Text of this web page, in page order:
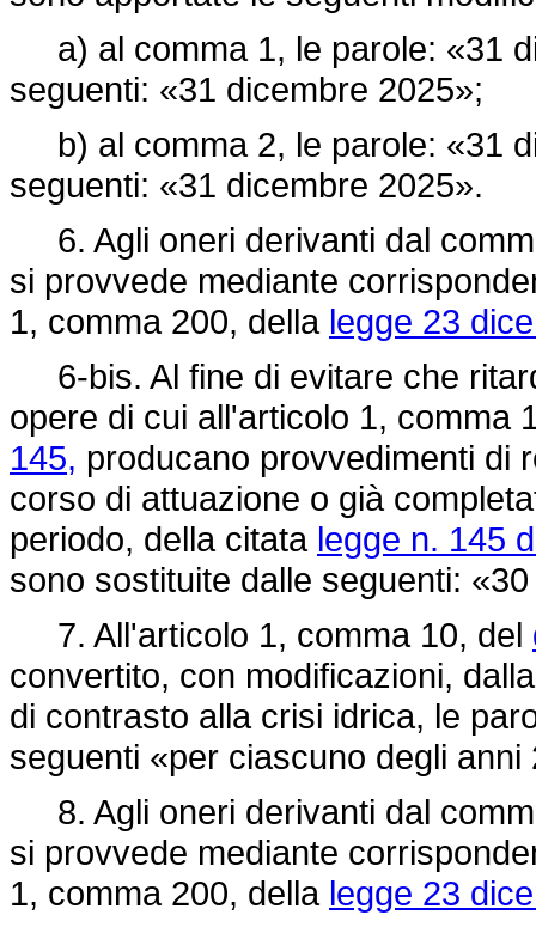
a) al comma 1, le parole: «31
seguenti: «31 dicembre 2025»;
b) al comma 2, le parole: «31
seguenti: «31 dicembre 2025».
6. Agli oneri derivanti dal
si provvede mediante
1, comma 200, della legge 23
6-bis. Al fine di evitare che
opere di cui all'articolo 1, comma
145, producano provvedimenti di
corso di attuazione o già
periodo, della citata legge n. 145
sono sostituite dalle seguenti:
7. All'articolo 1, comma 10, del
convertito, con modificazioni,
di contrasto alla crisi idrica, le
seguenti «per ciascuno degli anni
8. Agli oneri derivanti dal
si provvede mediante
1, comma 200, della legge 23